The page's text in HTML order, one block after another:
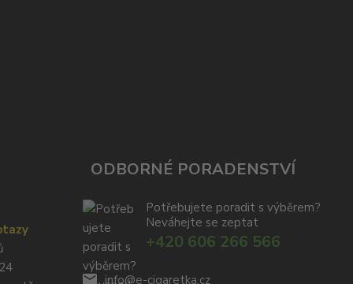
ODBORNÉ PORADENSTVÍ
Potřebujete poradit s výběrem?
Neváhejte se zeptat
+420 606 266 566
info@e-cigaretka.cz